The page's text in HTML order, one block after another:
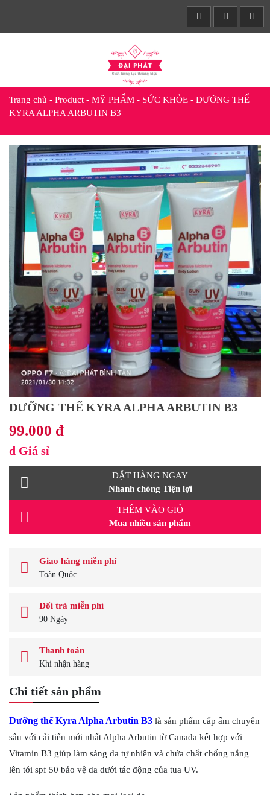
Trang chủ - Product - MỸ PHẨM - SỨC KHỎE - DƯỠNG THỂ
KYRA ALPHA ARBUTIN B3
DƯỠNG THỂ KYRA ALPHA ARBUTIN B3
99.000 đ
đ Giá sỉ
ĐẶT HÀNG NGAY
Nhanh chóng Tiện lợi
THÊM VÀO GIỎ
Mua nhiều sản phẩm
Giao hàng miễn phí
Toàn Quốc
Đổi trả miễn phí
90 Ngày
Thanh toán
Khi nhận hàng
Chi tiết sản phẩm
Dưỡng thể Kyra Alpha Arbutin B3 là sản phẩm cấp ẩm chuyên
sâu với cải tiến mới nhất Alpha Arbutin từ Canada kết hợp với
Vitamin B3 giúp làm sáng da tự nhiên và chứa chất chống nắng
lên tới spf 50 bảo vệ da dưới tác động của tua UV.